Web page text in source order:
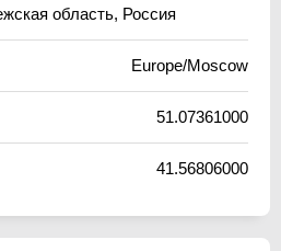
область, Россия
Europe/Moscow
51.07361000
41.56806000